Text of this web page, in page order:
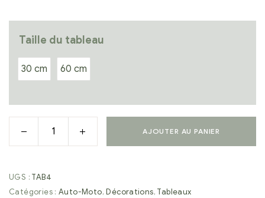
Taille du tableau
30 cm 60 cm
AJOUTER AU PANIER
UGS : TAB4
Catégories :Auto-Moto,Décorations, Tableaux